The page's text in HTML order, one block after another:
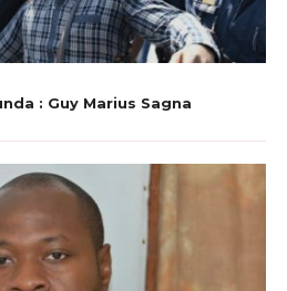
: Guy Marius Sagna